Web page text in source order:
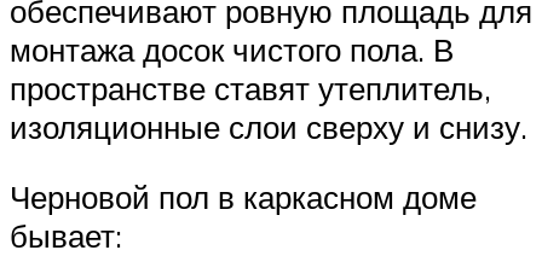
обеспечивают ровную площадь для
монтажа досок чистого пола. В
пространстве ставят утеплитель,
изоляционные слои сверху и снизу.
Черновой пол в каркасном доме
бывает: